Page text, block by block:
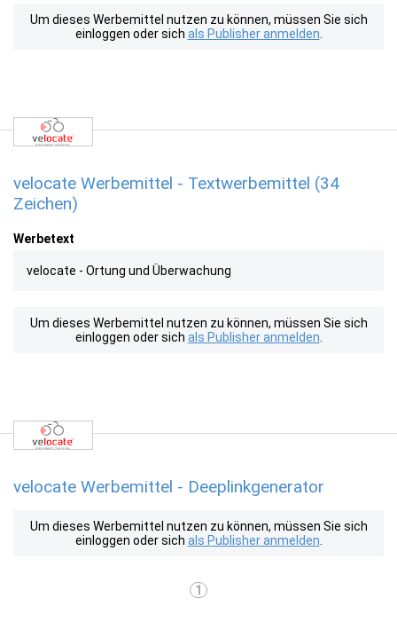
Um dieses Werbemittel nutzen zu können, müssen Sie sich
einloggen oder sich als Publisher anmelden
velocate Werbemittel - Textwerbemittel (34
Zeichen)
Werbetext
velocate - Ortung und Überwachung
Um dieses Werbemittel nutzen zu können, müssen Sie sich
einloggen oder sich als Publisher anmelden
velocate Werbemittel - Deeplinkgenerator
Um dieses Werbemittel nutzen zu können, müssen Sie sich
einloggen oder sich als Publisher anmelden
1